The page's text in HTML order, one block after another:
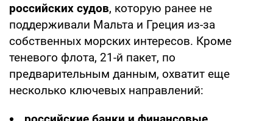
российских судов, которую ранее не
поддерживали Мальта и Греция из-за
собственных морских интересов. Кроме
теневого флота, 21-й пакет, по
предварительным данным, охватит еще
несколько ключевых направлений: